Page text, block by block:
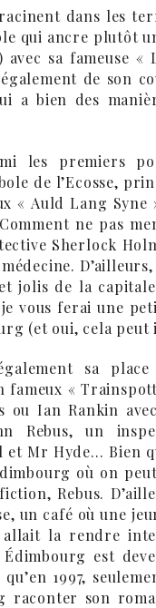
dans les
qui ancre plutôt
avec sa fameuse
de son
a bien des
les premiers
de l’Ecosse,
« Auld Lang
ne pas
Sherlock
jolis de la capitale
vous ferai une
(et oui, cela peut
sa
fameux «
ou Ian Rankin
Rebus, un
et Mr Hyde… Bien
où on
Rebus.
un café où une
allait la rendre
est
1997,
raconter son